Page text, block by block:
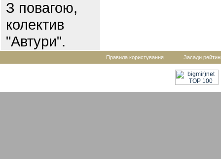
З повагою,
колектив
"Автури".
Правила користування Засади